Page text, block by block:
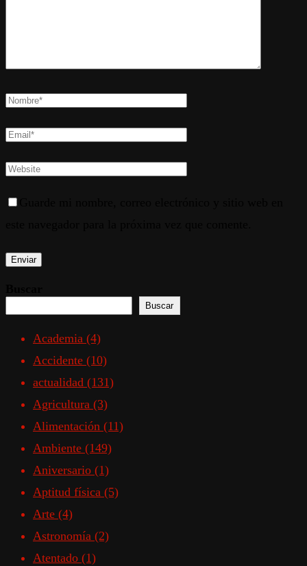
Buscar
Academia (4)
Accidente (10)
actualidad (131)
Agricultura (3)
Alimentación (11)
Ambiente (149)
Aniversario (1)
Aptitud física (5)
Arte (4)
Astronomía (2)
Atentado (1)